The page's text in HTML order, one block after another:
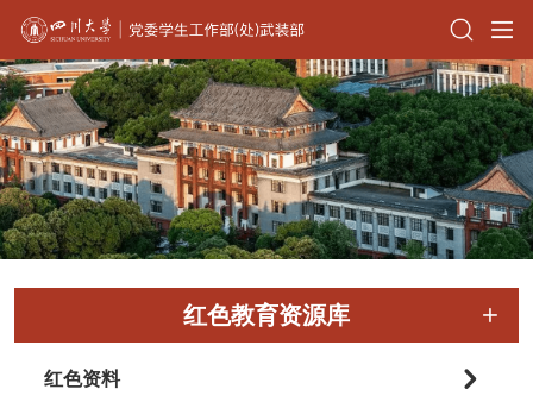
红色教育资源库
红色资料